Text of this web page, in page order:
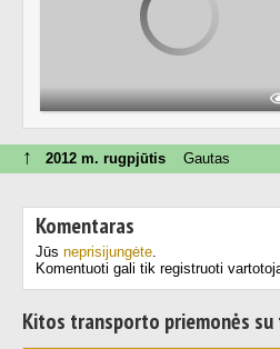
↑ 2012 m. rugpjūtis Gautas
Komentaras
Jūs neprisijungėte.
Komentuoti gali tik registruoti
Kitos transporto priemonės su